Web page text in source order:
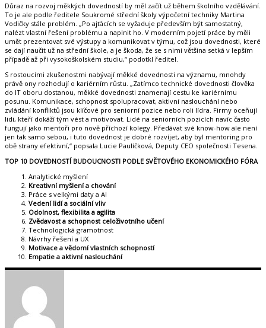
Důraz na rozvoj měkkých dovedností by měl začít už během školního vzdělávání.
To je ale podle ředitele Soukromé střední školy výpočetní techniky Martina
Vodičky stále problém. „Po ajťácích se vyžaduje především být samostatný,
nalézt vlastní řešení problému a naplnit ho. V moderním pojetí práce by měli
umět prezentovat své výstupy a komunikovat v týmu, což jsou dovednosti, které
se dají naučit už na střední škole, a je škoda, že se s nimi většina setká v lepším
případě až při vysokoškolském studiu,“ podotkl ředitel.
S rostoucími zkušenostmi nabývají měkké dovednosti na významu, mnohdy
právě ony rozhodují o kariérním růstu. „Zatímco technické dovednosti člověka
do IT oboru dostanou, měkké dovednosti znamenají cestu ke kariérnímu
posunu. Komunikace, schopnost spolupracovat, aktivní naslouchání nebo
zvládání konfliktů jsou klíčové pro seniorní pozice nebo roli lídra. Firmy oceňují
lidi, kteří dokáží tým vést a motivovat. Lidé na seniorních pozicích navíc často
fungují jako mentoři pro nově příchozí kolegy. Předávat své know-how ale není
jen tak samo sebou, i tuto dovednost je dobré rozvíjet, aby byl mentoring pro
obě strany efektivní,“ popsala Lucie Paulíčková, Deputy CEO společnosti Tesena.
TOP 10 DOVEDNOSTÍ BUDOUCNOSTI PODLE SVĚTOVÉHO EKONOMICKÉHO FÓRA
Analytické myšlení
Kreativní myšlení a chování
Práce s velkými daty a AI
Vedení lidí a sociální vliv
Odolnost, flexibilita a agilita
Zvědavost a schopnost celoživotního učení
Technologická gramotnost
Návrhy řešení a UX
Motivace a vědomí vlastních schopností
Empatie a aktivní naslouchání